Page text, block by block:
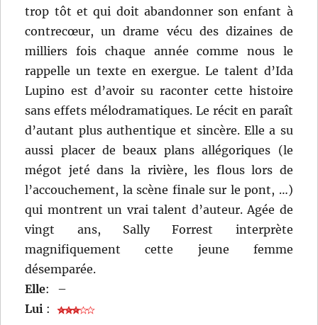
trop tôt et qui doit abandonner son enfant à
contrecœur, un drame vécu des dizaines de
milliers fois chaque année comme nous le
rappelle un texte en exergue. Le talent d’Ida
Lupino est d’avoir su raconter cette histoire
sans effets mélodramatiques. Le récit en paraît
d’autant plus authentique et sincère. Elle a su
aussi placer de beaux plans allégoriques (le
mégot jeté dans la rivière, les flous lors de
l’accouchement, la scène finale sur le pont, …)
qui montrent un vrai talent d’auteur. Agée de
vingt ans, Sally Forrest interprète
magnifiquement cette jeune femme
désemparée.
Elle:
–
Lui :